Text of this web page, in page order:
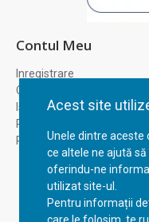
Acest site
Unele dintre aceste
ce altele ne ajută
oferindu-ne
utilizat site-ul.
Pentru informații
Contul Meu
Inregistrare
Contul meu
Istoric comenzi
Recuperare parola
Returnare produs